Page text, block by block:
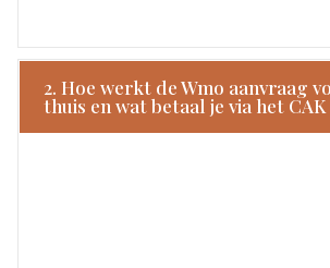
2. Hoe werkt de Wmo aanvraag
thuis en wat betaal je via het CAK